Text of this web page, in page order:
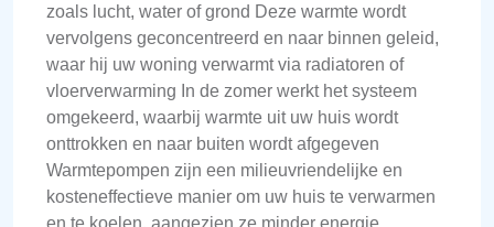
zoals lucht, water of grond Deze warmte wordt
vervolgens geconcentreerd en naar binnen geleid,
waar hij uw woning verwarmt via radiatoren of
vloerverwarming In de zomer werkt het systeem
omgekeerd, waarbij warmte uit uw huis wordt
onttrokken en naar buiten wordt afgegeven
Warmtepompen zijn een milieuvriendelijke en
kosteneffectieve manier om uw huis te verwarmen
en te koelen, aangezien ze minder energie